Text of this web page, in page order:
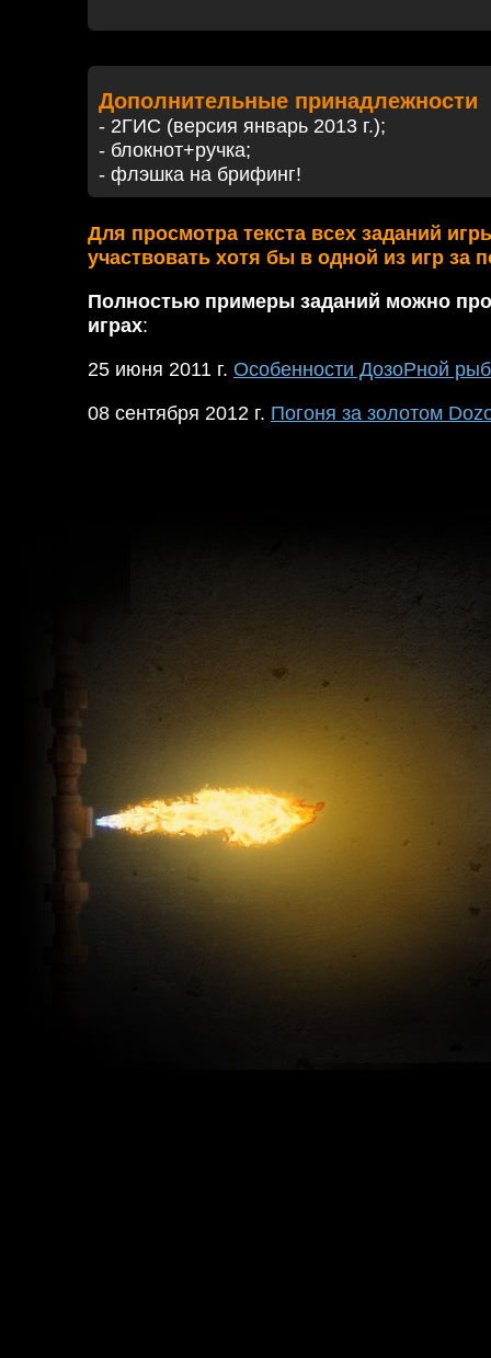
Дополнительные принадлежности
- 2ГИС (версия январь 2013 г.);
- блокнот+ручка;
- флэшка на брифинг!
Для просмотра текста всех заданий
участвовать хотя бы в одной из игр за
Полностью примеры заданий можно
играх:
25 июня 2011 г. Особенности ДозоРной
08 сентября 2012 г. Погоня за золотом